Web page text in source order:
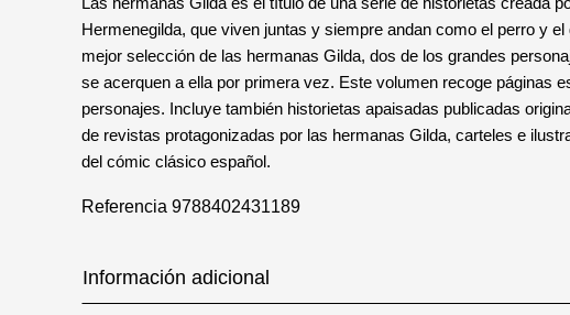
Hermenegilda, que viven juntas y siempre andan como el perro y
mejor selección de las hermanas Gilda, dos de los grandes
se acerquen a ella por primera vez. Este volumen recoge páginas
personajes. Incluye también historietas apaisadas publicadas
de revistas protagonizadas por las hermanas Gilda, carteles e
del cómic clásico español.
Referencia 9788402431189
Información adicional